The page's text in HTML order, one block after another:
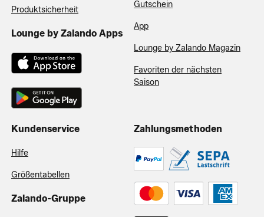
Produktsicherheit
Lounge by Zalando Apps
Gutschein
App
Lounge by Zalando Magazin
Favoriten der nächsten
Saison
Kundenservice
Hilfe
Größentabellen
Zalando-Gruppe
Zahlungsmethoden